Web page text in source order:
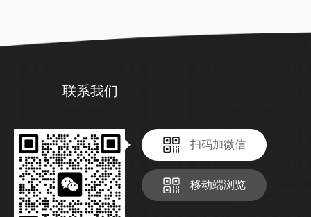
联系我们
扫码加微信
移动端浏览